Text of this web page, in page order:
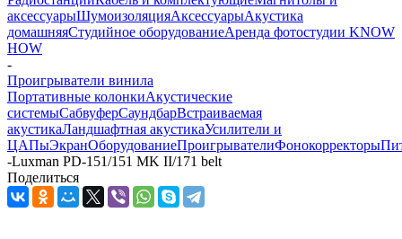
аксессуарыШумоизоляцияАксессуарыАкустика
домашняяСтудийное оборудованиеАренда фотостудии KNOW
HOW
-
Проигрыватели винила
Портативные колонкиАкустические
системыСабвуферСаундбарВстраиваемая
акустикаЛандшафтная акустикаУсилители и
ЦАПыЭкранОборудованиеПроигрывателиФонокорректоры
-Luxman PD-151/151 MK II/171 belt
Поделиться